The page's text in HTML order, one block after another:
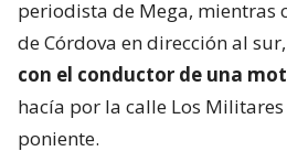
periodista de Mega, mientras
de Córdova en dirección al sur,
con el conductor de una
hacía por la calle Los
poniente.